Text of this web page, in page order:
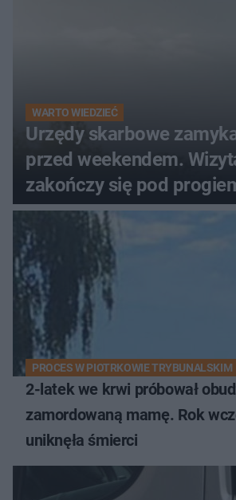
WARTO WIEDZIEĆ
Urzędy skarbowe
przed weekendem.
zakończy się pod
PROCES W PIOTRKOWIE TRYBUNALSKIM
2-latek we krwi próbował
zamordowaną mamę. Rok
uniknęła śmierci